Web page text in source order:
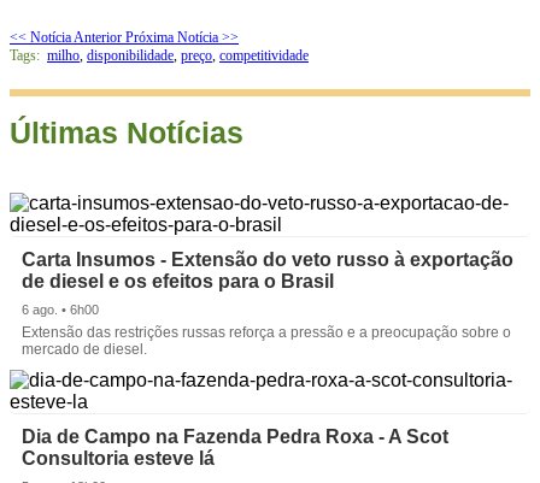
<< Notícia Anterior Próxima Notícia >>
Tags: milho, disponibilidade, preço, competitividade
Últimas Notícias
Carta Insumos - Extensão do veto russo à exportação
de diesel e os efeitos para o Brasil
6 ago. • 6h00
Extensão das restrições russas reforça a pressão e a preocupação sobre o
mercado de diesel.
Dia de Campo na Fazenda Pedra Roxa - A Scot
Consultoria esteve lá